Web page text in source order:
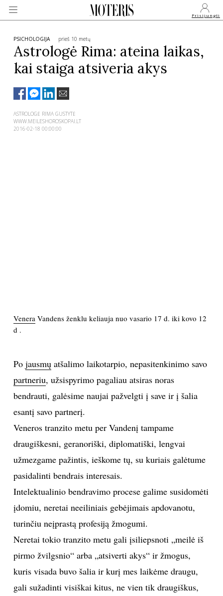
Prisijungti
VEIDAI
MONARCHIJA
MADA
POLITIKA
LAISVALAIKIS
KINAS
TEATRAS
SPORTAS
FOTOGRAFIJA
ORAI
PSICHOLOGIJA prieš 10 metų
Astrologė Rima: ateina laikas,
kai staiga atsiveria akys
ASTROLOGĖ RIMA GUSTYTĖ
WWW.MEILESHOROSKOPAI.LT
2016-02-18 00:00:00
Venera Vandens ženklu keliauja nuo vasario 17 d. iki kovo 12
d .
Po jausmųatšalimo laikotarpio, nepasitenkinimo savo
partneriu, užsispyrimo pagaliau atsiras noras
bendrauti, galėsime naujai pažvelgti į save ir į šalia
esantį savo partnerį.
Veneros tranzito metu per Vandenį tampame
draugiškesni, geranoriški, diplomatiški, lengvai
užmezgame pažintis, ieškome tų, su kuriais galėtume
pasidalinti bendrais interesais.
Intelektualinio bendravimo procese galime susidomėti
įdomiu, neretai neeiliniais gebėjimais apdovanotu,
turinčiu neįprastą profesiją žmogumi.
Neretai tokio tranzito metu gali įsiliepsnoti „meilė iš
pirmo žvilgsnio“ arba „atsiverti akys“ ir žmogus,
kuris visada buvo šalia ir kurį mes laikėme draugu,
gali sužadinti visiškai kitus, ne vien tik draugiškus,